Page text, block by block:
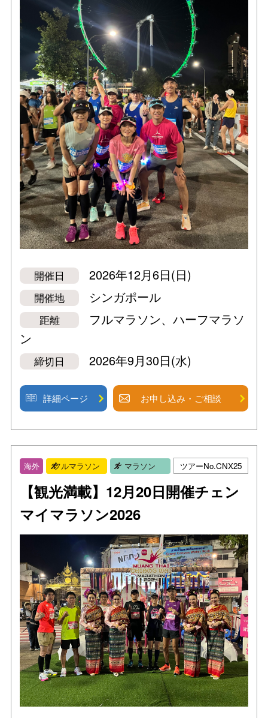
開催日 2026年12月6日(日)
開催地 シンガポール
距離
フルマラソン、ハーフマラソ
ン
締切日 2026年9月30日(水)
詳細ページ お申し込み・ご相談
海外 フルマラソン マラソン ツアーNo.CNX25
【観光満載】12月20日開催チェン
マイマラソン2026